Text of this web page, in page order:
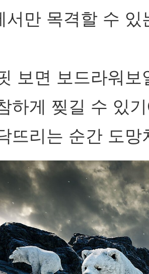
서만 목격할 수
보면 보드라워
하게 찢길 수 있
뜨리는 순간 도